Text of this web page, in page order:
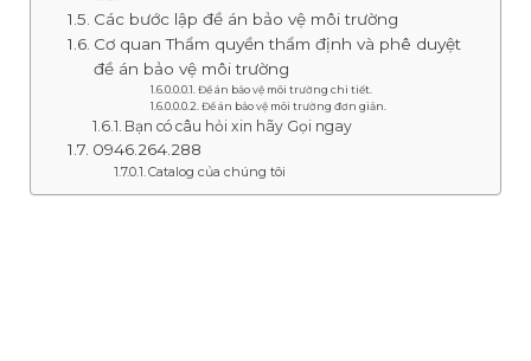
Các bước lập đề án bảo vệ môi trường
Cơ quan Thẩm quyền thẩm định và phê duyệt
đề án bảo vệ môi trường
Đề án bảo vệ môi trường chi tiết.
Đề án bảo vệ môi trường đơn giản.
Bạn có câu hỏi xin hãy Gọi ngay
0946.264.288
Catalog của chúng tôi